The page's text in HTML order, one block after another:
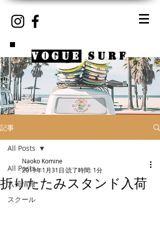
VOGUE SURF
記事
All Posts
入荷情報
スクール
All Posts
折りたたみスタンド入荷
Naoko Komine
2019年1月31日 読了時間: 1分